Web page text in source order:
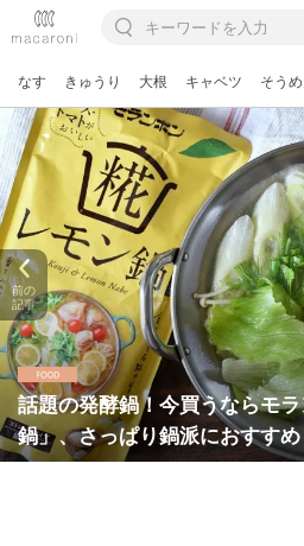
なす きゅうり 大根 キャベツ そう
話題の発酵鍋！今買うならモ
鍋」、さっぱり鍋派におすすめ
前の
記事